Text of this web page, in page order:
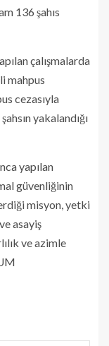
136 şahıs
çalışmalarda
mahpus
cezasıyla
yakalandığı
yapılan
güvenliğinin
misyon, yetki
asayiş
ve azimle